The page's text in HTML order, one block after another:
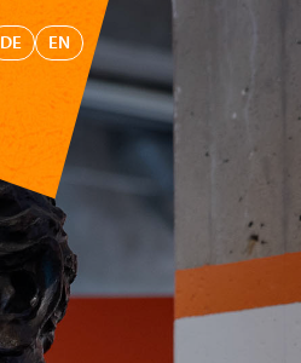
DE EN
Koop tickets
Menu